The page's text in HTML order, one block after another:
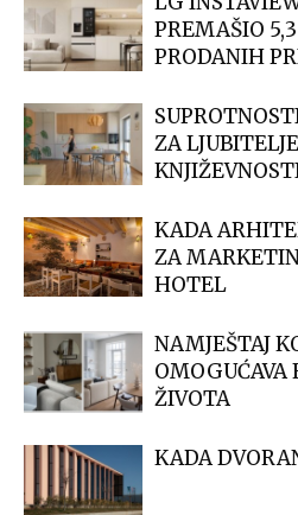
PREMAŠIO
PRODANIH
ZA
KADA
ZA
HOTEL
NAMJEŠTAJ
OMOGUĆAVA
ŽIVOTA
KADA